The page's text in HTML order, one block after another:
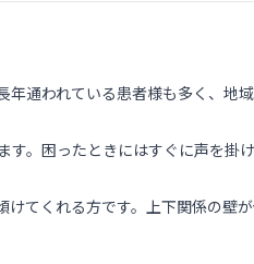
通われている患者様も多く、地
。困ったときにはすぐに声を掛
てくれる方です。上下関係の壁